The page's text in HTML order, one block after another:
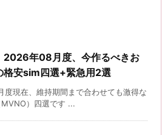
2026年08月度、今作るべきお
格安sim四選+緊急用2選
度現在、維持期間まで合わせても激得な
）四選です ...